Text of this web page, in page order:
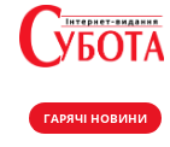
ГАРЯЧІ НОВИНИ